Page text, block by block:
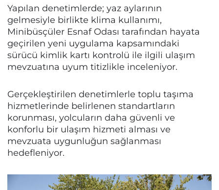
Yapılan denetimlerde; yaz aylarının
gelmesiyle birlikte klima kullanımı,
Minibüsçüler Esnaf Odası tarafından hayata
geçirilen yeni uygulama kapsamındaki
sürücü kimlik kartı kontrolü ile ilgili ulaşım
mevzuatına uyum titizlikle inceleniyor.
Gerçekleştirilen denetimlerle toplu taşıma
hizmetlerinde belirlenen standartların
korunması, yolcuların daha güvenli ve
konforlu bir ulaşım hizmeti alması ve
mevzuata uygunluğun sağlanması
hedefleniyor.